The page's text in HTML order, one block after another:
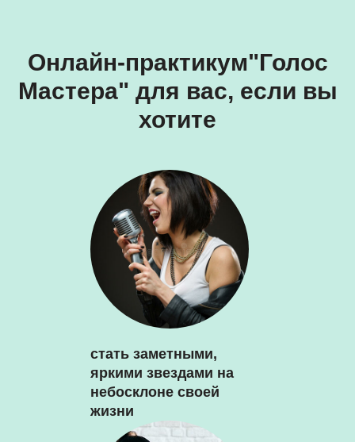
Онлайн-практикум"Голос
Мастера" для вас, если вы
хотите
стать заметными,
яркими звездами на
небосклоне своей
жизни